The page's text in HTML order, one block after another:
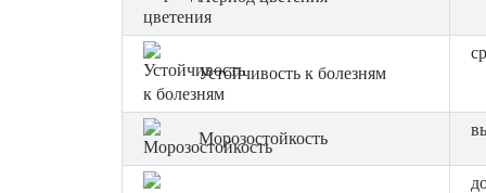
Устойчивость к болезням
Морозостойкость